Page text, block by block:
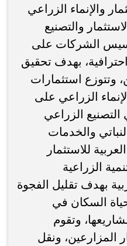
والإنماء الزراعي
والتصنيع
الشركات على
بهدف تحقيق
وتتوزع استثمارات
الزراعي على
الزراعي
والخدمات
للاستثمار
الزراعية
بهدف تقليل الفجوة
السكان في
وتقوم
المزارعين، ونقل